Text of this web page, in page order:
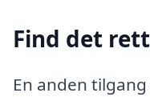
Find det
En anden